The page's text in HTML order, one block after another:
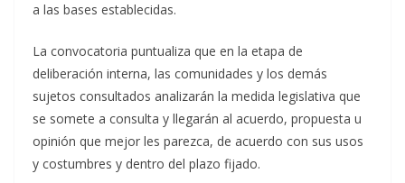
a las bases establecidas.
La convocatoria puntualiza que en la etapa de
deliberación interna, las comunidades y los demás
sujetos consultados analizarán la medida legislativa que
se somete a consulta y llegarán al acuerdo, propuesta u
opinión que mejor les parezca, de acuerdo con sus usos
y costumbres y dentro del plazo fijado.